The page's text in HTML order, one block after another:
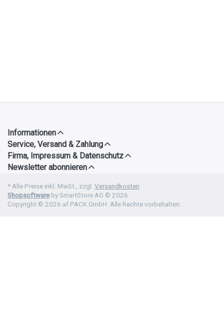
Informationen
Service, Versand & Zahlung
Firma, Impressum & Datenschutz
Newsletter abonnieren
* Alle Preise inkl. MwSt., zzgl. Versandkosten
Shopsoftwareby SmartStore AG © 2026
Copyright © 2026 af PACK GmbH. Alle Rechte vorbehalten.